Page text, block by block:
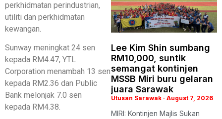
perkhidmatan perindustrian,
utiliti dan perkhidmatan
kewangan.
Sunway meningkat 24 sen
kepada RM4.47, YTL
Corporation menambah 13 sen
kepada RM2.36 dan Public
Bank melonjak 7.0 sen
kepada RM4.38.
Lee Kim Shin sumbang
RM10,000, suntik
semangat kontinjen
MSSB Miri buru gelaran
juara Sarawak
Utusan Sarawak August 7, 2026
MIRI: Kontinjen Majlis Sukan